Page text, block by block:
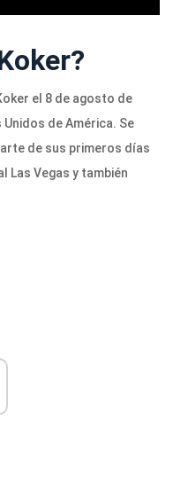
el 8 de agosto de
Unidos de América. Se
de sus primeros días
Las Vegas y también